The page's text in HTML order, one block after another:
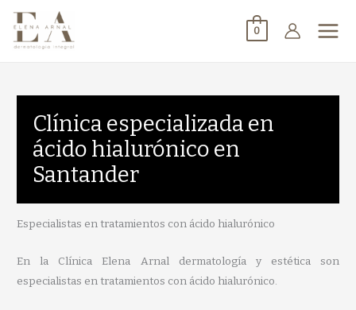
0
Clínica especializada en
ácido hialurónico en
Santander
Especialistas en tratamientos con ácido hialurónico
En la Clínica Elena Arnal dermatología y estética son
especialistas en tratamientos con ácido hialurónico.